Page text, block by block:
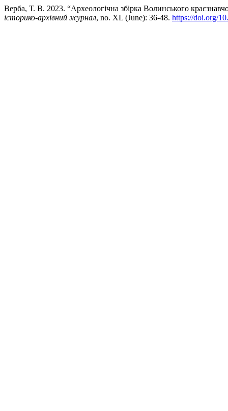
Верба, Т. В. 2023. “Археологічна збірка Волинського
історико-архівний журнал, no. XL (June): 36-48. https://doi.org/